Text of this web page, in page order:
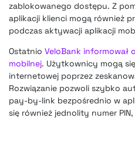
zablokowanego dostępu. Z
aplikacji klienci mogą również
podczas aktywacji aplikacji
Ostatnio VeloBank informował
mobilnej. Użytkownicy mogą
internetowej poprzez
Rozwiązanie pozwoli szybko
pay-by-link bezpośrednio w
się również jednolity numer